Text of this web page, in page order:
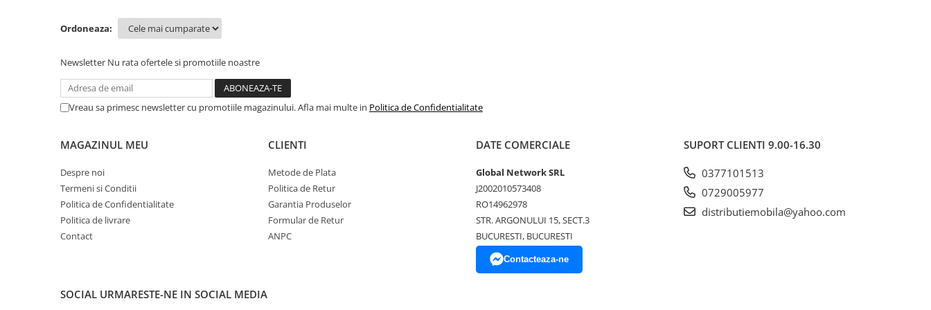
Top saltele memory 5 cm
Top saltele MemoHR 6.5 cm
Saltele cu plasa de arcuri
Saltele cu spuma
Mobilier bucatarie
Scaune pentru bucatarie
Mobila bucatarie
Seturi mese si scaune bucatarie
Portmantouri
Seturi mobilier hol
Stender haine
Ordoneaza:
Newsletter Nu rata ofertele si promotiile noastre
Vreau sa primesc newsletter cu promotiile magazinului. Afla mai multe in Politica de Confidentialitate
MAGAZINUL MEU
Despre noi
Termeni si Conditii
Politica de Confidentialitate
Politica de livrare
Contact
CLIENTI
Metode de Plata
Politica de Retur
Garantia Produselor
Formular de Retur
ANPC
DATE COMERCIALE
Global Network SRL
J2002010573408
RO14962978
STR. ARGONULUI 15, SECT.3
BUCURESTI, BUCURESTI
Contacteaza-ne
SUPORT CLIENTI 9.00-16.30
0377101513
0729005977
distributiemobila@yahoo.com
SOCIAL URMARESTE-NE IN SOCIAL MEDIA